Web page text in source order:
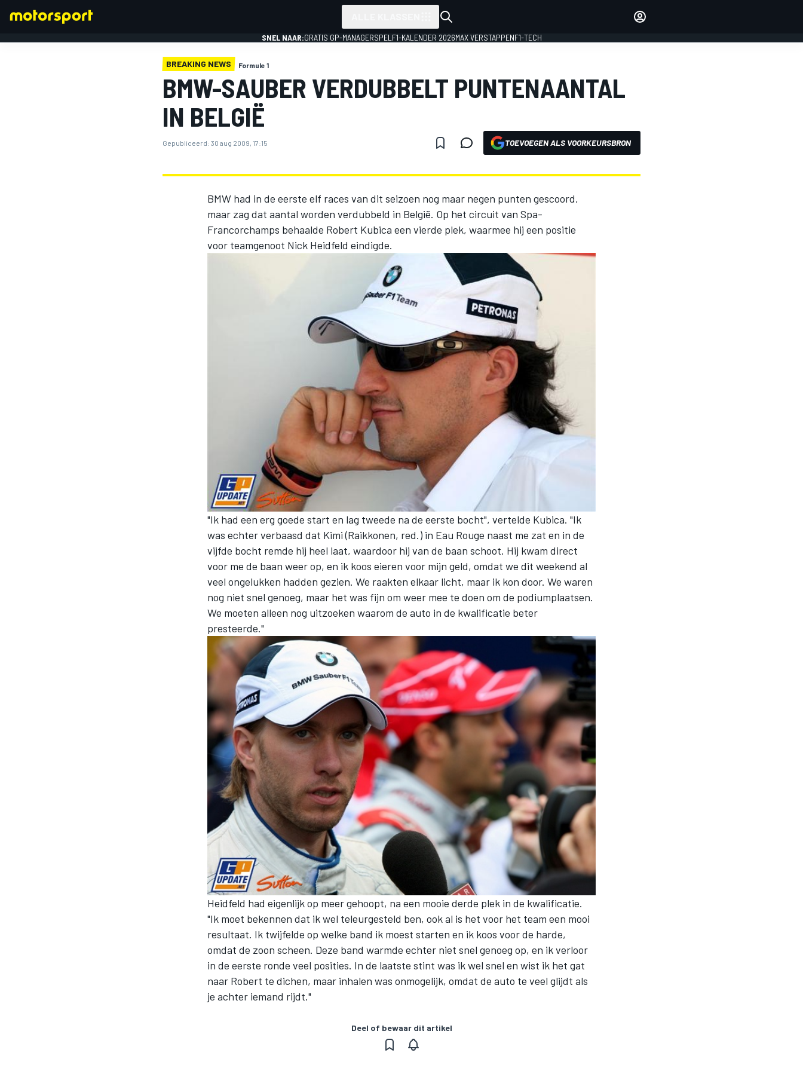
DTM
SNEL NAAR:GRATIS GP-MANAGERSPEL F1-KALENDER 2026MAX VERSTAPPENF1-TECH
BREAKING NEWS Formule 1
BMW-SAUBER VERDUBBELT PUNTENAANTAL
IN BELGIË
Gepubliceerd: 30 aug 2009, 17:15 TOEVOEGEN ALS VOORKEURSBRON
BMW had in de eerste elf races van dit seizoen nog maar negen punten gescoord,
maar zag dat aantal worden verdubbeld in België. Op het circuit van Spa-
Francorchamps behaalde Robert Kubica een vierde plek, waarmee hij een positie
voor teamgenoot Nick Heidfeld eindigde.
"Ik had een erg goede start en lag tweede na de eerste bocht", vertelde Kubica. "Ik
was echter verbaasd dat Kimi (Raikkonen, red.) in Eau Rouge naast me zat en in de
vijfde bocht remde hij heel laat, waardoor hij van de baan schoot. Hij kwam direct
voor me de baan weer op, en ik koos eieren voor mijn geld, omdat we dit weekend al
veel ongelukken hadden gezien. We raakten elkaar licht, maar ik kon door. We waren
nog niet snel genoeg, maar het was fijn om weer mee te doen om de podiumplaatsen.
We moeten alleen nog uitzoeken waarom de auto in de kwalificatie beter
presteerde."
Heidfeld had eigenlijk op meer gehoopt, na een mooie derde plek in de kwalificatie.
"Ik moet bekennen dat ik wel teleurgesteld ben, ook al is het voor het team een mooi
resultaat. Ik twijfelde op welke band ik moest starten en ik koos voor de harde,
omdat de zoon scheen. Deze band warmde echter niet snel genoeg op, en ik verloor
in de eerste ronde veel posities. In de laatste stint was ik wel snel en wist ik het gat
naar Robert te dichen, maar inhalen was onmogelijk, omdat de auto te veel glijdt als
je achter iemand rijdt."
Deel of bewaar dit artikel